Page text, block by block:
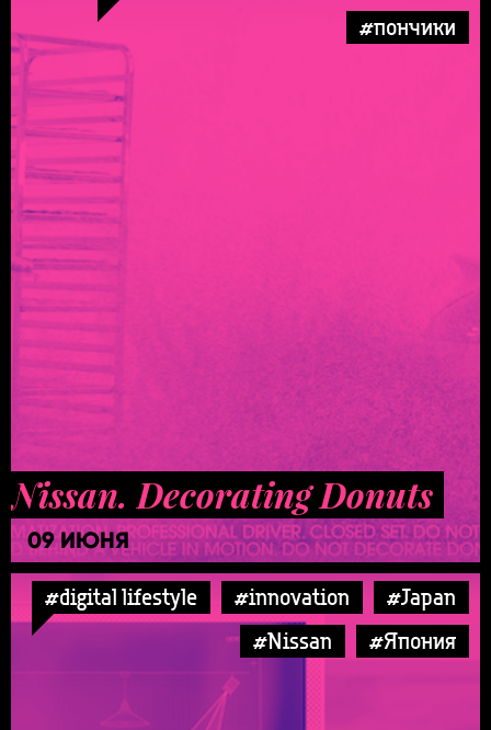
#пончики
Nissan. Decorating Donuts
09 ИЮНЯ
#digital lifestyle #innovation
#Japan
#Nissan
#Япония